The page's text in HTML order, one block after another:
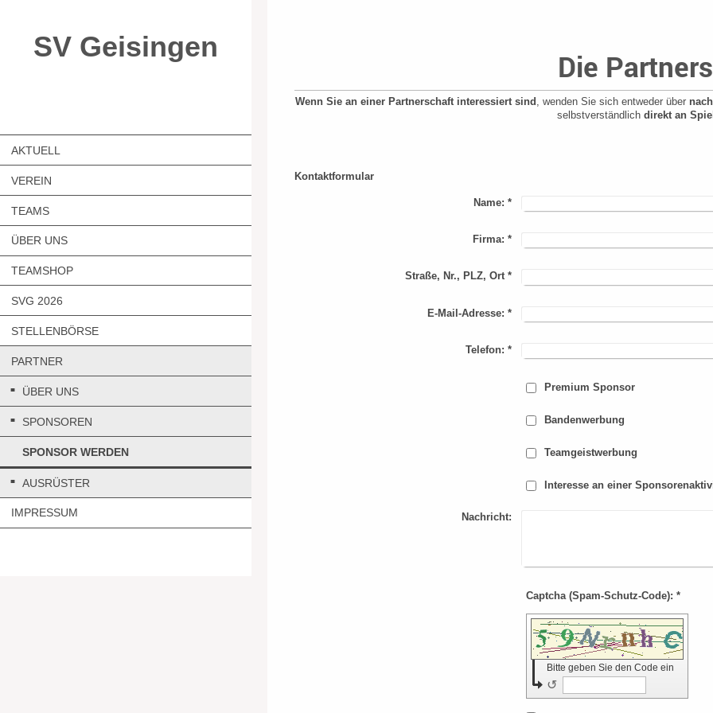
SV Geisingen
AKTUELL
VEREIN
TEAMS
ÜBER UNS
TEAMSHOP
SVG 2026
STELLENBÖRSE
PARTNER
ÜBER UNS
SPONSOREN
SPONSOR WERDEN
AUSRÜSTER
IMPRESSUM
Die
Wenn Sie an einer Partnerschaft interessiert sind , wenden Sie sich entweder über
selbstverständlich direkt an
Kontaktformular
Name: *
Firma: *
Straße, Nr., PLZ, Ort*
E-Mail-Adresse: *
Telefon: *
Premium Sponsor
Bandenwerbung
Teamgeistwerbung
Interesse an einer
Nachricht:
Captcha (Spam-Schutz-Code): *
Bitte geben Sie den Code ein
↺